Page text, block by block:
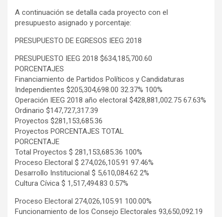
A continuación se detalla cada proyecto con el
presupuesto asignado y porcentaje:
PRESUPUESTO DE EGRESOS IEEG 2018
PRESUPUESTO IEEG 2018 $634,185,700.60
PORCENTAJES
Financiamiento de Partidos Políticos y Candidaturas
Independientes $205,304,698.00 32.37% 100%
Operación IEEG 2018 año electoral $428,881,002.75 67.63%
Ordinario $147,727,317.39
Proyectos $281,153,685.36
Proyectos PORCENTAJES TOTAL
PORCENTAJE
Total Proyectos $ 281,153,685.36 100%
Proceso Electoral $ 274,026,105.91 97.46%
Desarrollo Institucional $ 5,610,084.62 2%
Cultura Cívica $ 1,517,494.83 0.57%
Proceso Electoral 274,026,105.91 100.00%
Funcionamiento de los Consejo Electorales 93,650,092.19